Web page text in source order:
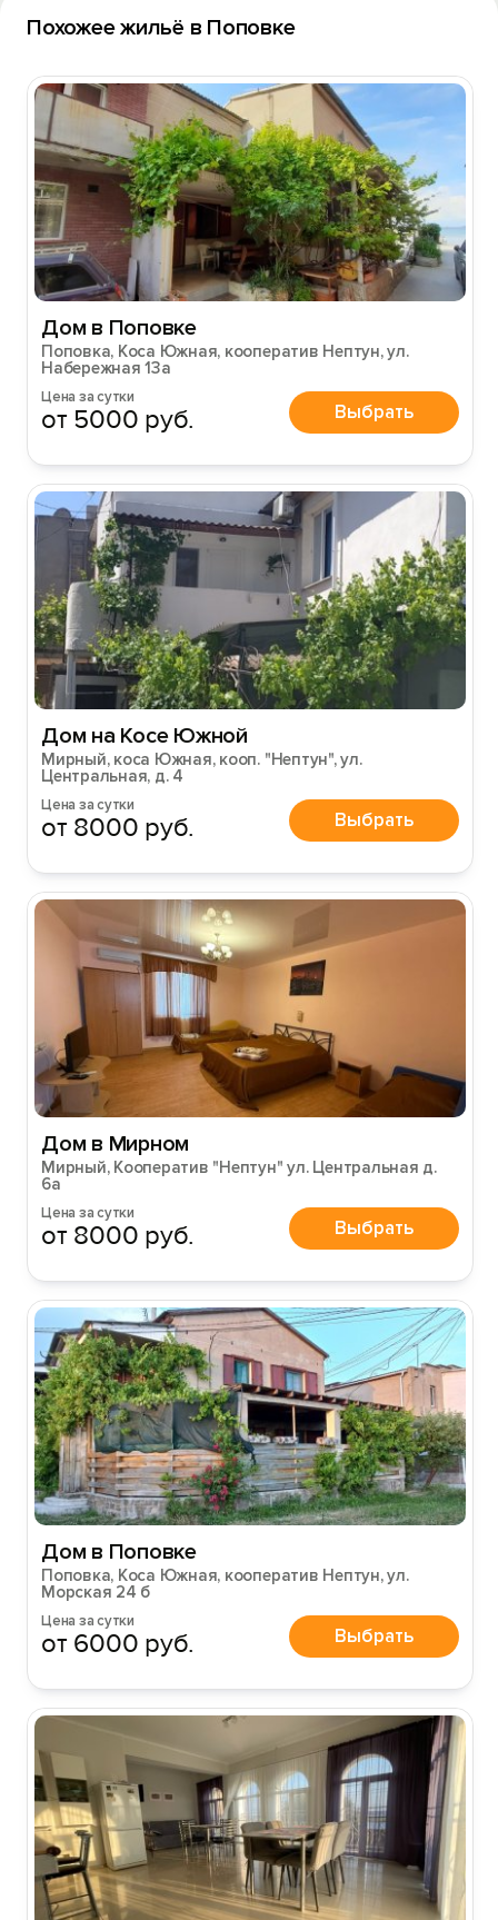
Похожее жильё в Поповке
Дом в Поповке
Поповка, Коса Южная, кооператив Нептун, ул.
Набережная 13а
Цена за сутки
от 5000 руб. Выбрать
Дом на Косе Южной
Мирный, коса Южная, кооп. "Нептун", ул.
Центральная, д. 4
Цена за сутки
от 8000 руб. Выбрать
Дом в Мирном
Мирный, Кооператив "Нептун" ул. Центральная д.
6а
Цена за сутки
от 8000 руб. Выбрать
Дом в Поповке
Поповка, Коса Южная, кооператив Нептун, ул.
Морская 24 б
Цена за сутки
от 6000 руб. Выбрать
Вход на сайт
Войти илиЗарегистрироваться
Войти
Войти с помощью